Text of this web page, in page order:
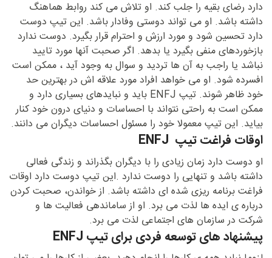
دارد رضای بقیه را جلب کند. او تلاش می کند روابط هماهنگ
داشته باشد. او می تواند دوستی وفادار باشد. این تیپ دوست
دارد تحسین شود و مورد ارزش و احترام قرار بگیرد. دوست ندارد
بازخوردهای منفی بگیرد یا بدهد. اگر صحبت آنها مورد تایید
نباشد یا راجب به آن ها تردید و سوال به وجود آید ، ممکن است
افسرده شود. او می خواهد افراد مورد علاقه اش در بهترین حد
خود ظاهر شوند. تیپ ENFJ باید و نبایدهای بسیاری دارد و
ممکن است به راحتی نتواند با احساسات و دنیای درون خود کنار
بیاید. این تیپ معمولا خود را مسئول احساسات دیگران می دانند.
اوقات فراغت تیپ ENFJ
او دوست دارد زمان زیادی را با دیگران بگذراند و زندگی فعالی
داشته باشد و تنهایی را دوست ندارد .این تیپ دوست دارد اوقات
فراغت برنامه ریزی شده ای داشته باشد. از خواندن، صحبت کردن
درباره ی ایده ها لذت می برد. او از ساماندهی فعالیت ها و
شرکت در سازمان های اجتماعی لذت می برد.
پیشنهاد های توسعه فردی برای تیپ ENFJ